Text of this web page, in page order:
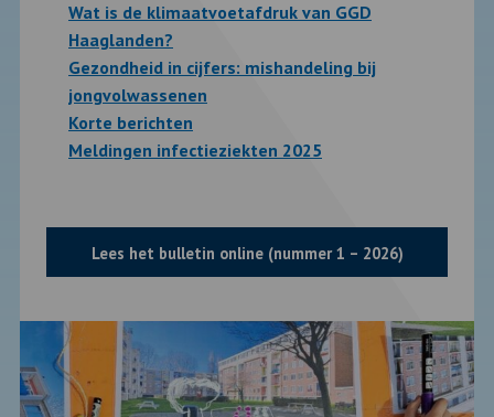
Wat is de klimaatvoetafdruk van GGD
Haaglanden?
Gezondheid in cijfers: mishandeling bij
jongvolwassenen
Korte berichten
Meldingen infectieziekten 2025
Lees het bulletin online (nummer 1 – 2026)